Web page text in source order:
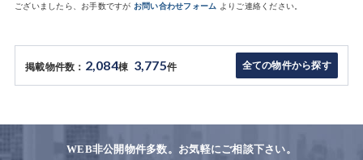
ございましたら、お手数ですが お問い合わせフォーム よりご連絡ください。
掲載物件数： 2,084棟 3,775件 全ての物件から探す
WEB非公開物件多数。お気軽にご相談下さい。